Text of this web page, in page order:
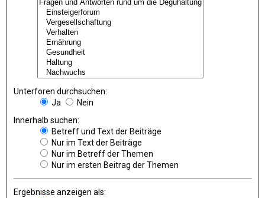
Unterforen durchsuchen:
Ja
Nein
Innerhalb suchen:
Betreff und Text der Beiträge
Nur im Text der Beiträge
Nur im Betreff der Themen
Nur im ersten Beitrag der Themen
Ergebnisse anzeigen als: